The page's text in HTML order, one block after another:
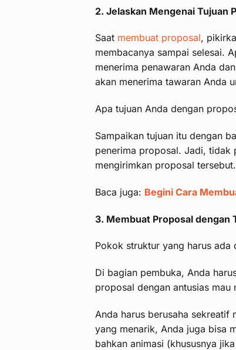
2. Jelaskan Mengenai Tujuan
Saat membuat proposal,
membacanya sampai selesai.
menerima penawaran Anda
akan menerima tawaran Anda
Apa tujuan Anda dengan
Sampaikan tujuan itu dengan
penerima proposal. Jadi, tidak
mengirimkan proposal tersebut.
Baca juga: Begini Cara
3. Membuat Proposal dengan
Pokok struktur yang harus
Di bagian pembuka, Anda
proposal dengan antusias mau
Anda harus berusaha sekreatif
yang menarik, Anda juga bisa
bahkan animasi (khususnya